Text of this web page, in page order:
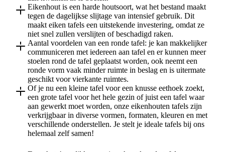
Eikenhout is een harde houtsoort, wat het bestand maakt
tegen de dagelijkse slijtage van intensief gebruik. Dit
maakt eiken tafels een uitstekende investering, omdat ze
niet snel zullen verslijten of beschadigd raken.
Aantal voordelen van een ronde tafel: je kan makkelijker
communiceren met iedereen aan tafel en er kunnen meer
stoelen rond de tafel geplaatst worden, ook neemt een
ronde vorm vaak minder ruimte in beslag en is uitermate
geschikt voor vierkante ruimtes.
Of je nu een kleine tafel voor een knusse eethoek zoekt,
een grote tafel voor het hele gezin of juist een tafel waar
aan gewerkt moet worden, onze eikenhouten tafels zijn
verkrijgbaar in diverse vormen, formaten, kleuren en met
verschillende onderstellen. Je stelt je ideale tafels bij ons
helemaal zelf samen!